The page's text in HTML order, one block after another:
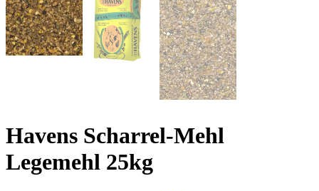
Havens Scharrel-Mehl
Legemehl 25kg